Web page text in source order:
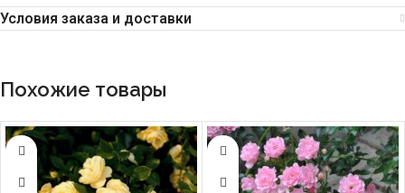
Условия заказа и доставки
Похожие товары